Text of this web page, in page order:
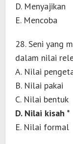
D. Menyajikan
E. Mencoba
28. Seni yang
dalam nilai
A. Nilai
B. Nilai pakai
C. Nilai bentuk
D. Nilai kisah *
E. Nilai formal